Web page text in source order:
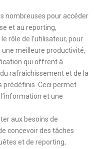
nombreuses pour accéder
et au reporting,
rôle de l’utilisateur, pour
meilleure productivité,
qui offrent à
rafraîchissement et de la
prédéfinis. Ceci permet
et une
aux besoins de
concevoir des tâches
et de reporting,